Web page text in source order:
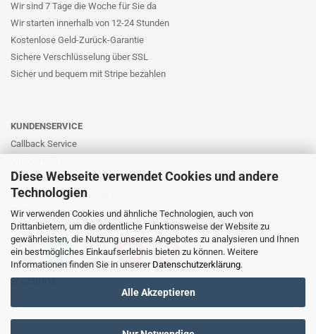
Diese Webseite verwendet Cookies und andere
Technologien
Wir verwenden Cookies und ähnliche Technologien, auch von
Drittanbietern, um die ordentliche Funktionsweise der Website zu
gewährleisten, die Nutzung unseres Angebotes zu analysieren und Ihnen
ein bestmögliches Einkaufserlebnis bieten zu können. Weitere
Informationen finden Sie in unserer Datenschutzerklärung.
Alle Akzeptieren
Wir sind 7 Tage die Woche für Sie da
Wir starten innerhalb von 12-24 Stunden
Kostenlose Geld-Zurück-Garantie
Sichere Verschlüsselung über SSL
Sicher und bequem mit Stripe bezahlen
KUNDENSERVICE
Callback Service
Kontaktformular
E-Mail: info@likernow.de
Skype Live Support
Ihre Meinung und Ideen
FACEBOOK